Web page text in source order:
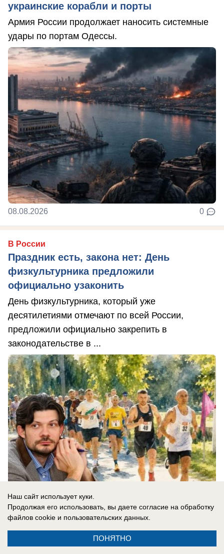
украинские корабли и порты
Армия России продолжает наносить системные
удары по портам Одессы.
08.08.2026 0
В России
Праздник есть, закона нет: День
физкультурника предложили
официально узаконить
День физкультурника, который уже
десятилетиями отмечают по всей России,
предложили официально закрепить в
законодательстве в ...
08.08.2026
Наш сайт использует куки.
Продолжая его использовать, вы даете согласие на обработку
файлов cookie и пользовательских данных.
ПОНЯТНО